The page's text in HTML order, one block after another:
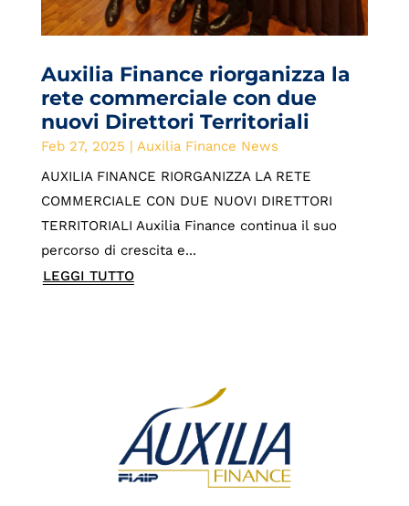
Auxilia Finance riorganizza la
rete commerciale con due
nuovi Direttori Territoriali
Feb 27, 2025 | Auxilia Finance News
AUXILIA FINANCE RIORGANIZZA LA RETE
COMMERCIALE CON DUE NUOVI DIRETTORI
TERRITORIALI Auxilia Finance continua il suo
percorso di crescita e...
LEGGI TUTTO